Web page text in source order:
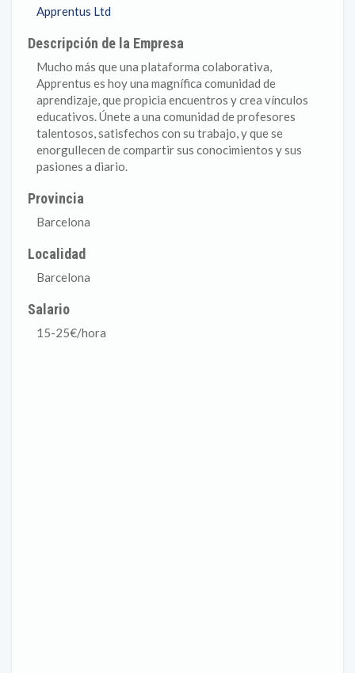
Apprentus Ltd
Descripción de la Empresa
Mucho más que una plataforma colaborativa,
Apprentus es hoy una magnífica comunidad de
aprendizaje, que propicia encuentros y crea vínculos
educativos. Únete a una comunidad de profesores
talentosos, satisfechos con su trabajo, y que se
enorgullecen de compartir sus conocimientos y sus
pasiones a diario.
Provincia
Barcelona
Localidad
Barcelona
Salario
15-25€/hora